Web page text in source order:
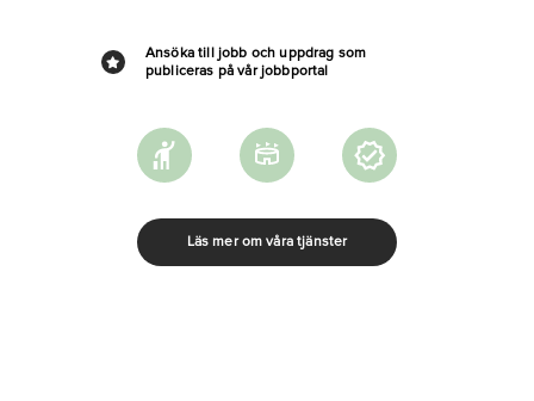
Ansöka till jobb och uppdrag som
publiceras på vår jobbportal
Läs mer om våra tjänster